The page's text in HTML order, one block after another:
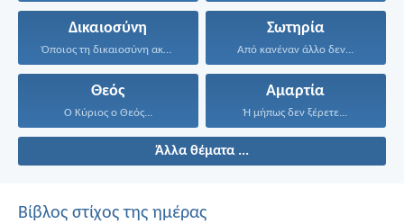
Δικαιοσύνη
Όποιος τη δικαιοσύνη ακολουθεί...
Σωτηρία
Από κανέναν άλλο δεν...
Θεός
Ο Κύριος ο Θεός...
Αμαρτία
Ή μήπως δεν ξέρετε...
Άλλα θέματα ...
Βίβλος στίχος της ημέρας